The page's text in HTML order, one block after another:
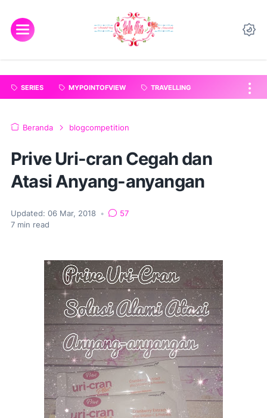
SERIES MYPOINTOFVIEW TRAVELLING
Beranda blogcompetition
Prive Uri-cran Cegah dan
Atasi Anyang-anyangan
Updated: 06 Mar, 2018 •
57
7 min read